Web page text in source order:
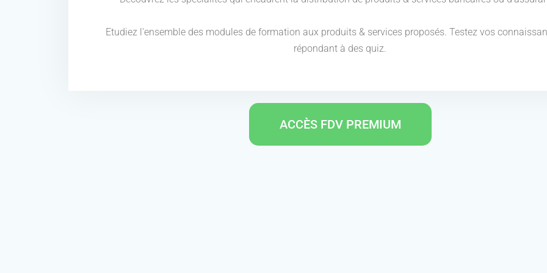
Etudiez l'ensemble des modules de formation aux produits & services proposés. Testez vos
répondant à des quiz.
ACCÈS FDV PREMIUM